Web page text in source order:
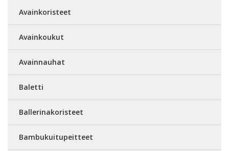
Avainkoristeet
Avainkoukut
Avainnauhat
Baletti
Ballerinakoristeet
Bambukuitupeitteet